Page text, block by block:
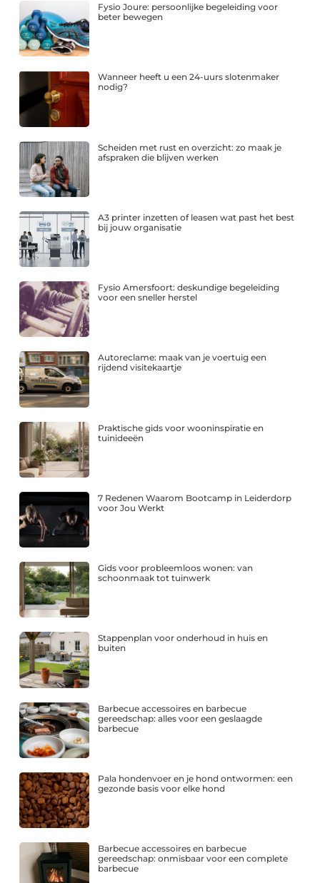
Fysio Joure: persoonlijke begeleiding voor
beter bewegen
Wanneer heeft u een 24-uurs slotenmaker
nodig?
Scheiden met rust en overzicht: zo maak je
afspraken die blijven werken
A3 printer inzetten of leasen wat past het best
bij jouw organisatie
Fysio Amersfoort: deskundige begeleiding
voor een sneller herstel
Autoreclame: maak van je voertuig een
rijdend visitekaartje
Praktische gids voor wooninspiratie en
tuinideeën
7 Redenen Waarom Bootcamp in Leiderdorp
voor Jou Werkt
Gids voor probleemloos wonen: van
schoonmaak tot tuinwerk
Stappenplan voor onderhoud in huis en
buiten
Barbecue accessoires en barbecue
gereedschap: alles voor een geslaagde
barbecue
Pala hondenvoer en je hond ontwormen: een
gezonde basis voor elke hond
Barbecue accessoires en barbecue
gereedschap: onmisbaar voor een complete
barbecue